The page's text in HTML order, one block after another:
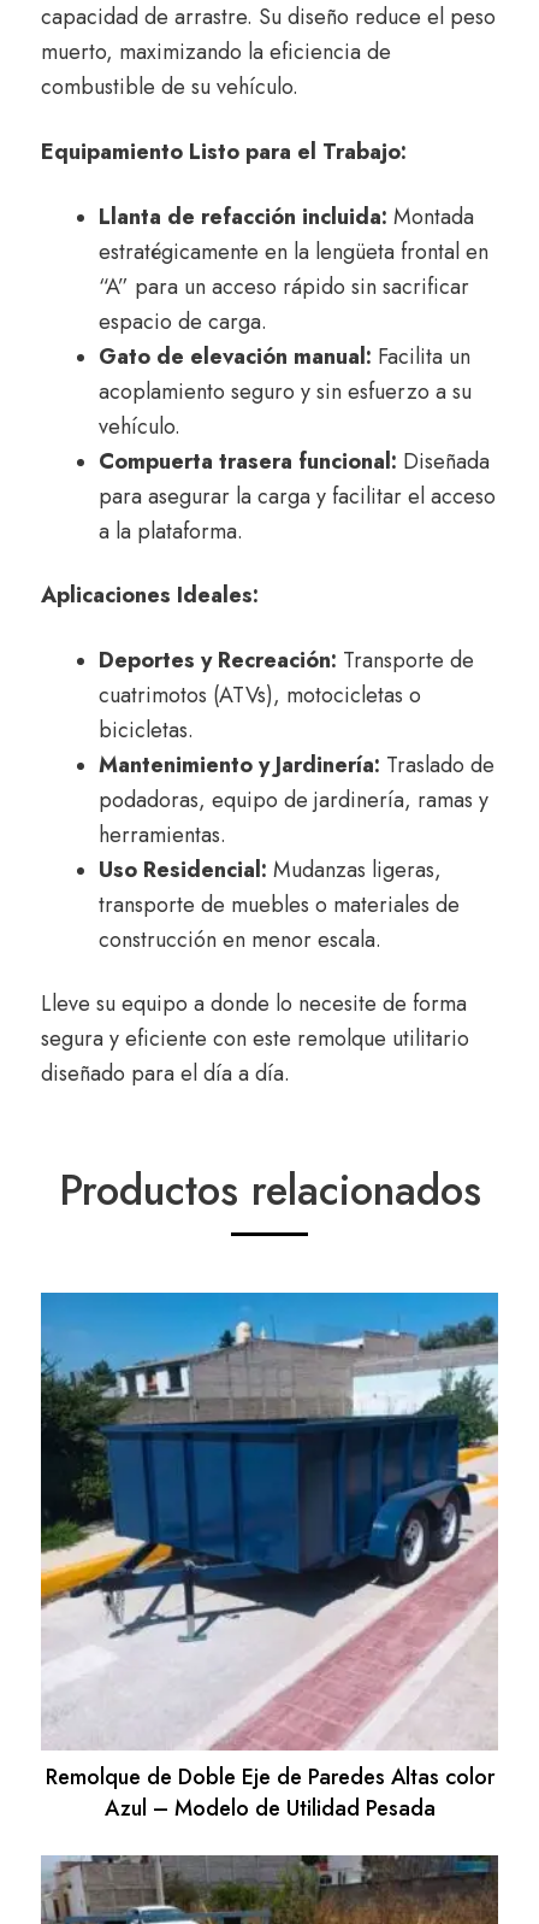
capacidad de arrastre. Su diseño reduce el peso
muerto, maximizando la eficiencia de
combustible de su vehículo.
Equipamiento Listo para el Trabajo:
Llanta de refacción incluida: Montada
estratégicamente en la lengüeta frontal en
“A” para un acceso rápido sin sacrificar
espacio de carga.
Gato de elevación manual: Facilita un
acoplamiento seguro y sin esfuerzo a su
vehículo.
Compuerta trasera funcional: Diseñada
para asegurar la carga y facilitar el acceso
a la plataforma.
Aplicaciones Ideales:
Deportes y Recreación: Transporte de
cuatrimotos (ATVs), motocicletas o
bicicletas.
Mantenimiento y Jardinería: Traslado de
podadoras, equipo de jardinería, ramas y
herramientas.
Uso Residencial: Mudanzas ligeras,
transporte de muebles o materiales de
construcción en menor escala.
Lleve su equipo a donde lo necesite de forma
segura y eficiente con este remolque utilitario
diseñado para el día a día.
Productos relacionados
Remolque de Doble Eje de Paredes Altas color
Azul – Modelo de Utilidad Pesada